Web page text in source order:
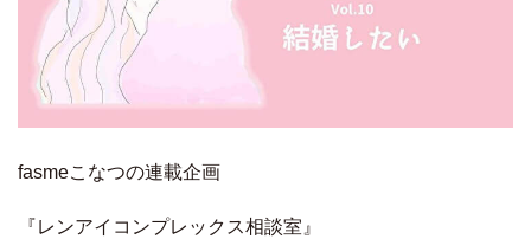
fasmeこなつの連載企画
『レンアイコンプレックス相談室』